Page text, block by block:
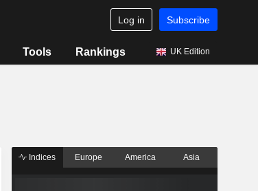
Log in Subscribe
Tools Rankings UK Edition
Indices Europe America Asia